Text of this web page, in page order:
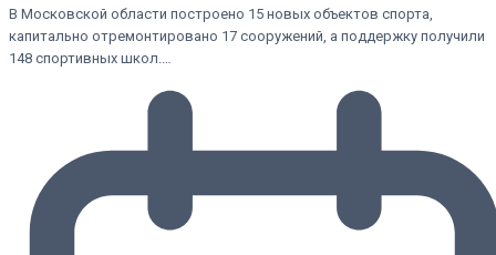
В Московской области построено 15 новых объектов спорта,
капитально отремонтировано 17 сооружений, а поддержку получили
148 спортивных школ.…